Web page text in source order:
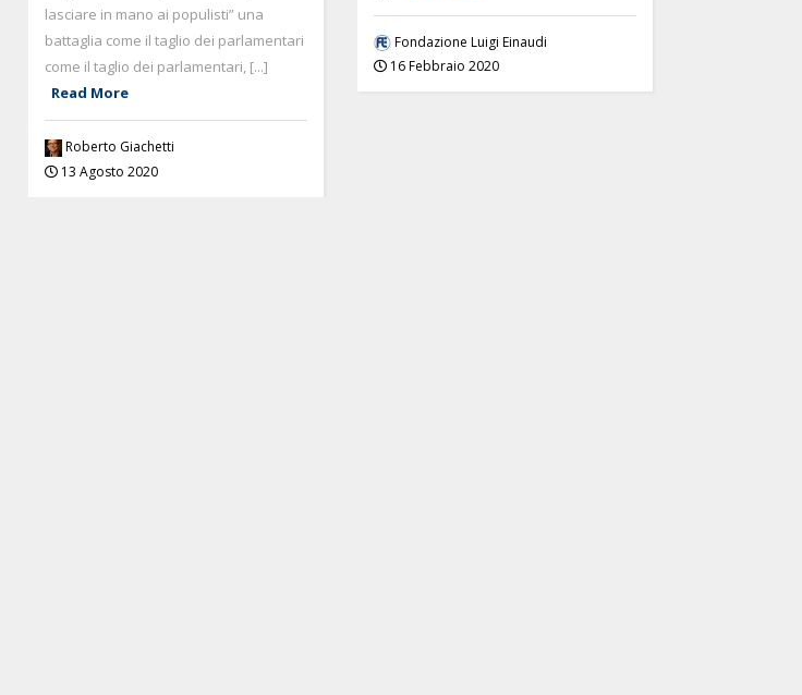
lasciare in mano ai populisti” una
battaglia come il taglio dei parlamentari
come il taglio dei parlamentari, [...]
Read More
Roberto Giachetti
13 Agosto 2020
Fondazione Luigi Einaudi
16 Febbraio 2020